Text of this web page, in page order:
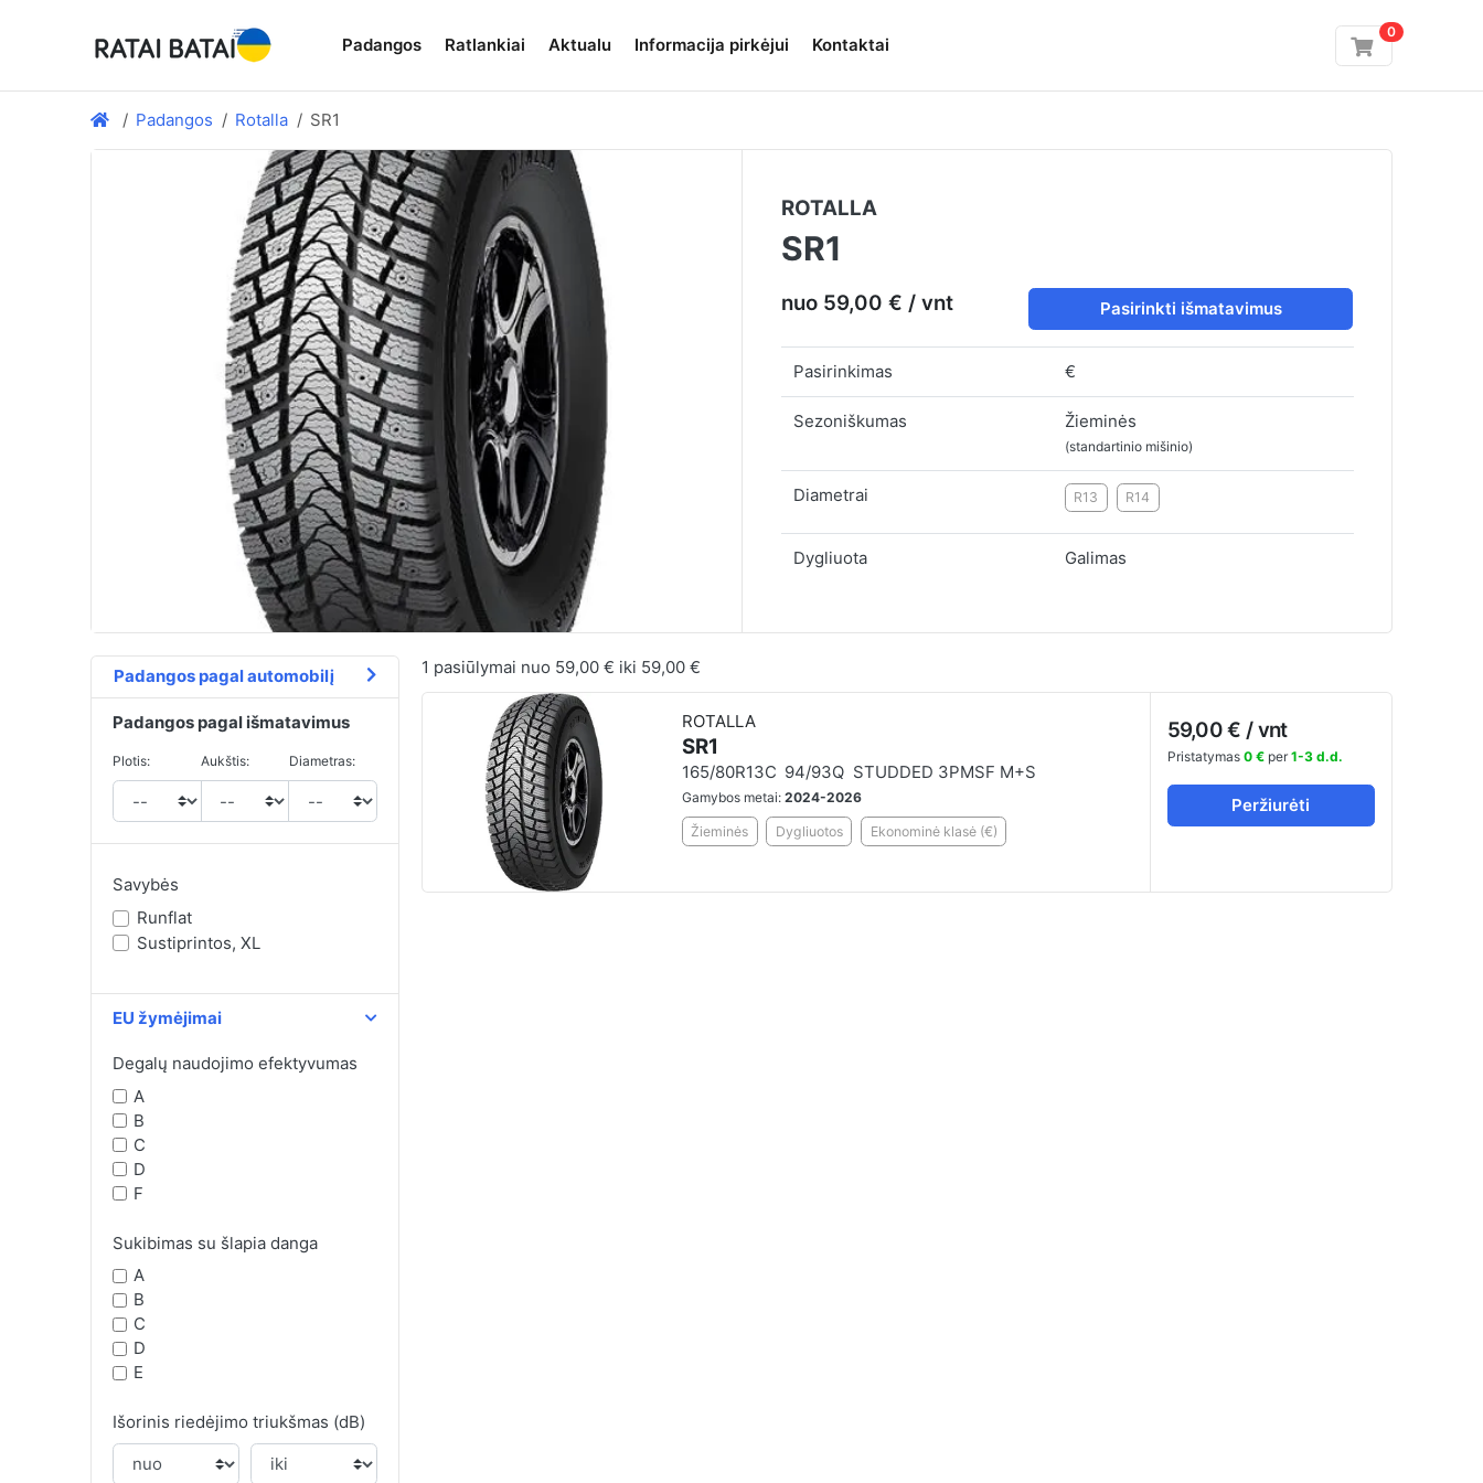
Padangos Ratlankiai Aktualu Informacija pirkėjui Kontaktai
0
Padangos Rotalla SR1
ROTALLA
SR1
nuo 59,00 € / vnt Pasirinkti išmatavimus
Pasirinkimas €
Sezoniškumas Žieminės
(standartinio mišinio)
Diametrai R13 R14
Dygliuota Galimas
Padangos pagal automobilį
Padangos pagal išmatavimus
Plotis: Aukštis: Diametras:
Savybės
Runflat
Sustiprintos, XL
EU žymėjimai
Degalų naudojimo efektyvumas
A
B
C
D
F
Sukibimas su šlapia danga
A
B
C
D
E
Išorinis riedėjimo triukšmas (dB)
1 pasiūlymai nuo 59,00 € iki 59,00 €
ROTALLA
SR1
165/80R13C 94/93Q STUDDED 3PMSF M+S
Gamybos metai: 2024-2026
Žieminės Dygliuotos Ekonominė klasė (€)
59,00 € / vnt
Pristatymas 0 €per 1-3 d.d.
Peržiurėti